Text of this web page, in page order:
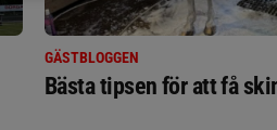
GÄSTBLOGGEN
Bästa tipsen för att få